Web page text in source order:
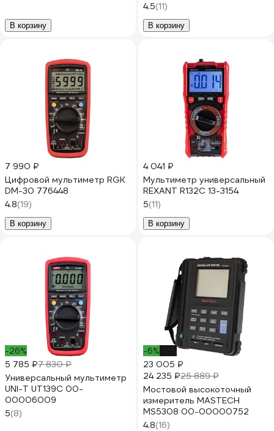
В корзину
4.5(11)
В корзину
7 990 ₽
Цифровой мультиметр RGK
DM-30 776448
4.8(19)
В корзину
4 041 ₽
Мультиметр универсальный
REXANT R132С 13-3154
5(11)
В корзину
-26%
5 785 ₽7 830 ₽
Универсальный мультиметр
UNI-T UT139C 00-
00006009
5(8)
-6%
23 005 ₽
24 235 ₽25 889 ₽
Мостовой высокоточный
измеритель MASTECH
MS5308 00-00000752
4.8(16)